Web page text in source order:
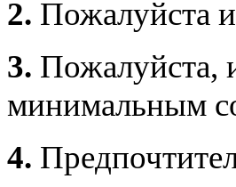
2. Пожалуйста
3. Пожалуйста,
минимальным
4.